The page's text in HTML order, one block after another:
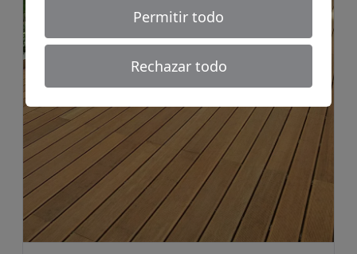
Permitir todo
Rechazar todo